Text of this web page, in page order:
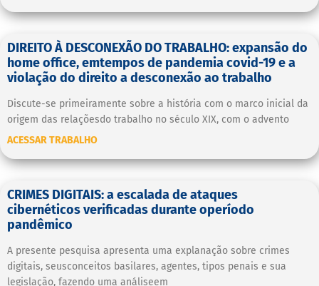
DIREITO À DESCONEXÃO DO TRABALHO: expansão do
home office, emtempos de pandemia covid-19 e a
violação do direito a desconexão ao trabalho
Discute-se primeiramente sobre a história com o marco inicial da
origem das relaçõesdo trabalho no século XIX, com o advento
ACESSAR TRABALHO
CRIMES DIGITAIS: a escalada de ataques
cibernéticos verificadas durante operíodo
pandêmico
A presente pesquisa apresenta uma explanação sobre crimes
digitais, seusconceitos basilares, agentes, tipos penais e sua
legislação, fazendo uma análiseem